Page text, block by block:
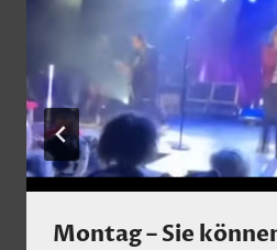
Montag – Sie